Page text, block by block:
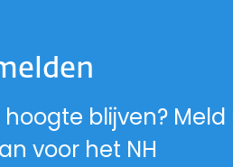
naar de RSS-
hoogte blijven? Meld
voor het NH